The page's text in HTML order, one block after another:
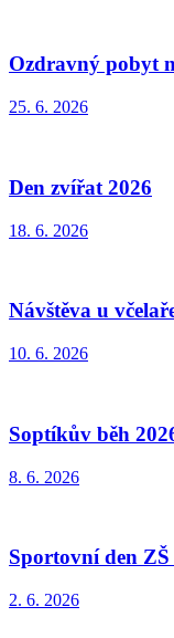
Ozdravný pobyt
25. 6. 2026
Den zvířat 2026
18. 6. 2026
Návštěva u
10. 6. 2026
Soptíkův běh
8. 6. 2026
Sportovní den ZŠ
2. 6. 2026